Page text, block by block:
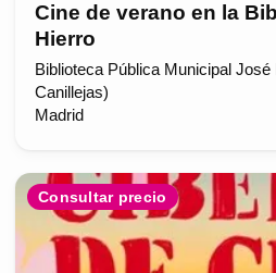
Cine de verano en la
Hierro
Biblioteca Pública Municipal
Canillejas)
Madrid
Consultar precio